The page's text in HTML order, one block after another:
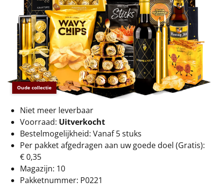
€50 tot €55
€55 tot €75
€75 tot €100
€100 en hoger
Alle kerstpakketten 2026
Thema
Origineel
Rituals
Oude collectie
Niet meer leverbaar
Voorraad: Uitverkocht
Bestelmogelijkheid: Vanaf 5 stuks
Per pakket afgedragen aan uw goede doel (Gratis):
€ 0,35
Magazijn: 10
Pakketnummer: P0221